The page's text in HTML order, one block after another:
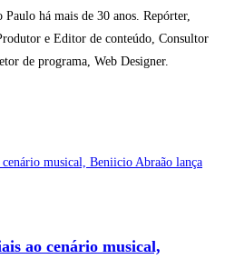
há mais de 30 anos. Repórter,
e Editor de conteúdo, Consultor
de programa, Web Designer.
ao cenário musical,